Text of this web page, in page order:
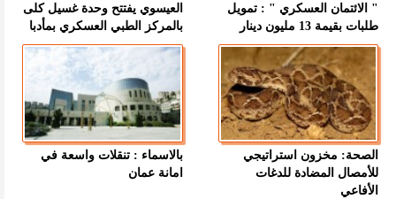
" الائتمان العسكري " : تمويل
طلبات بقيمة 13 مليون دينار
العيسوي يفتتح وحدة غسيل كلى
بالمركز الطبي العسكري بمأدبا
الصحة: مخزون استراتيجي
للأمصال المضادة للدغات
الأفاعي
بالاسماء : تنقلات واسعة في
امانة عمان